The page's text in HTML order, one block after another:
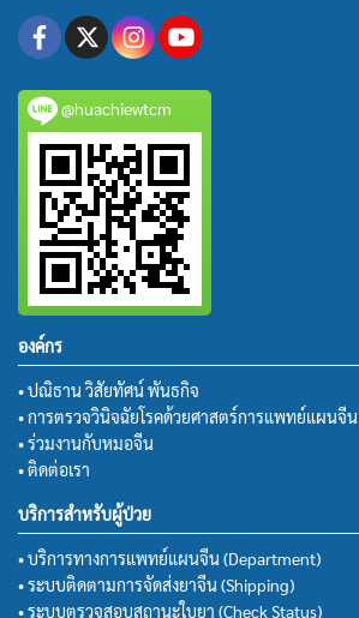
@huachiewtcm
องค์กร
• ปณิธาน วิสัยทัศน์ พันธกิจ
• การตรวจวินิจฉัยโรคด้วยศาสตร์การแพทย์แผนจีน
• ร่วมงานกับหมอจีน
• ติดต่อเรา
บริการสำหรับผู้ป่วย
• บริการทางการแพทย์แผนจีน (Department)
• ระบบติดตามการจัดส่งยาจีน (Shipping)
• ระบบตรวจสอบสถานะใบยา (Check Status)